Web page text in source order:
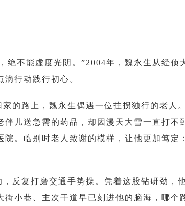
绝不能虚度光阴。”2004年，魏永生从经
行动践行初心。
的路上，魏永生偶遇一位拄拐独行的老人
儿送急需的药品，却因漫天大雪一直打不
。临别时老人致谢的模样，让他更加笃
反复打磨交通手势操。凭着这股钻研劲，
小巷、主次干道早已刻进他的脑海，哪